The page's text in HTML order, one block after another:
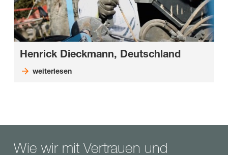
Henrick Dieckmann, Deutschland
weiterlesen
Wie wir mit Vertrauen und